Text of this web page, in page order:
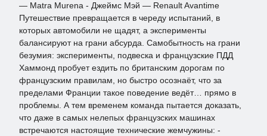
— Matra Murena - Джеймс Мэй — Renault Avantime
Путешествие превращается в череду испытаний, в
которых автомобили не щадят, а эксперименты
балансируют на грани абсурда. Самобытность на грани
безумия: эксперименты, подвеска и французские ПДД
Хаммонд пробует ездить по британским дорогам по
французским правилам, но быстро осознаёт, что за
пределами Франции такое поведение ведёт… прямо в
проблемы. А тем временем команда пытается доказать,
что даже в самых нелепых французских машинах
встречаются настоящие технические жемчужины: -